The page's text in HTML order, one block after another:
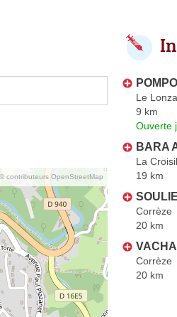
© contributeurs OpenStreetMap
Le
9 km
Ouverte
BARA
La
19 km
Corrèze
20 km
Corrèze
20 km